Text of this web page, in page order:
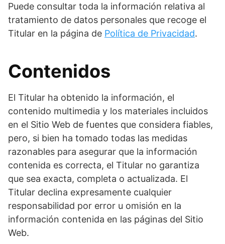
Puede consultar toda la información relativa al
tratamiento de datos personales que recoge el
Titular en la página de Política de Privacidad.
Contenidos
El Titular ha obtenido la información, el
contenido multimedia y los materiales incluidos
en el Sitio Web de fuentes que considera fiables,
pero, si bien ha tomado todas las medidas
razonables para asegurar que la información
contenida es correcta, el Titular no garantiza
que sea exacta, completa o actualizada. El
Titular declina expresamente cualquier
responsabilidad por error u omisión en la
información contenida en las páginas del Sitio
Web.